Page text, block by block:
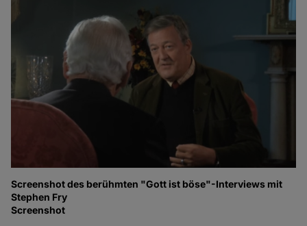
Screenshot des berühmten "Gott ist böse"-Interviews mit
Stephen Fry
Screenshot